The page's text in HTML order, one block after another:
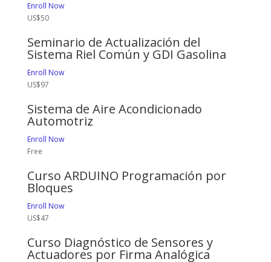
Enroll Now
US$50
Seminario de Actualización del
Sistema Riel Común y GDI Gasolina
Enroll Now
US$97
Sistema de Aire Acondicionado
Automotriz
Enroll Now
Free
Curso ARDUINO Programación por
Bloques
Enroll Now
US$47
Curso Diagnóstico de Sensores y
Actuadores por Firma Analógica